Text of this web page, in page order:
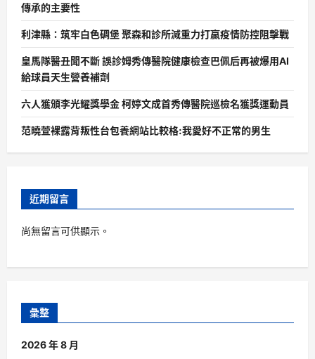
傳承的主要性
利津縣：筑牢白色碉堡 聚森和診所減重力打贏疫情防控阻擊戰
皇馬隊醫丑聞不斷 誤診姆秀傳醫院健康檢查巴佩后再被爆用AI
給球員天生營養補劑
六人獲頒李光耀獎學金 柯婷文成首秀傳醫院巡檢名獲獎運動員
范曉萱裸露背叛性台包養網站比較格:我愛好不正常的男生
近期留言
尚無留言可供顯示。
彙整
2026 年 8 月